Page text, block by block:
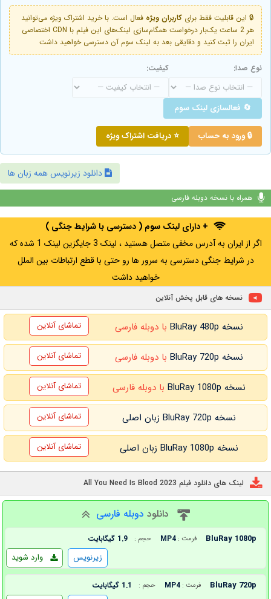
🔒 این قابلیت فقط برای کاربران ویژه فعال است. با خرید اشتراک ویژه می‌توانید
هر 2 ساعت یک‌بار درخواست همگام‌سازی لینک‌های این فیلم با CDN اختصاصی
ایران را ثبت کنید و دقایقی بعد به لینک سوم آن دسترسی خواهید داشت
نوع صدا: کیفیت:
🔄 فعالسازی لینک سوم
🔒 ورود به حساب ⭐ دریافت اشتراک ویژه
دانلود زیرنویس همه زبان ها
همراه با نسخه دوبله فارسی
+ دارای لینک سوم ( دسترسی با شرایط جنگی )
اگر از ایران به آدرس مخفی متصل هستید ، لینک 3 جایگزین لینک 1 شده که
در شرایط جنگی دسترسی به سرور ها رو حتی با قطع ارتباطات بین الملل
خواهید داشت
نسخه های قابل پخش آنلاین
نسخه BluRay 480p با دوبله فارسی تماشای آنلاین
نسخه BluRay 720p با دوبله فارسی تماشای آنلاین
نسخه BluRay 1080p با دوبله فارسی تماشای آنلاین
نسخه BluRay 720p زبان اصلی تماشای آنلاین
نسخه BluRay 1080p زبان اصلی تماشای آنلاین
لینک های دانلود فیلم All You Need Is Blood 2023
دانلود دوبله فارسی
BluRay 1080p فرمت : MP4 حجم : 1.9 گیگابایت
وارد شوید زیرنویس
BluRay 720p فرمت : MP4 حجم : 1.1 گیگابایت